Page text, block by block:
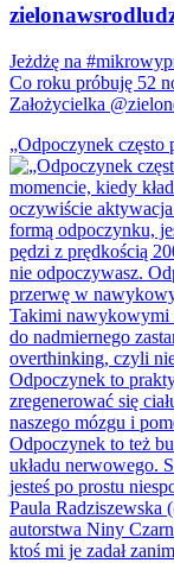
Jeżdżę na
Co roku próbuję 52
Założycielka
„Odpoczynek często